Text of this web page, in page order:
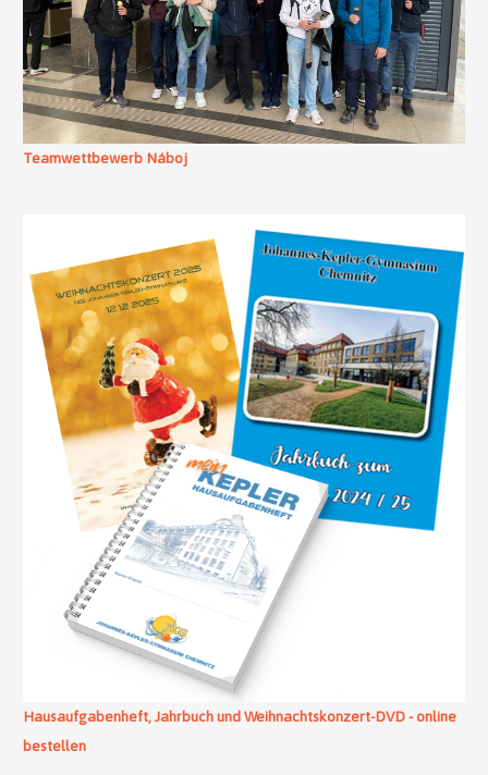
Teamwettbewerb Náboj
Hausaufgabenheft, Jahrbuch und Weihnachtskonzert-DVD - online
bestellen